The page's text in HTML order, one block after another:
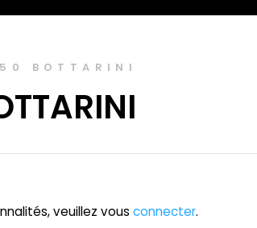
BOTTARINI
veuillez vous connecter.